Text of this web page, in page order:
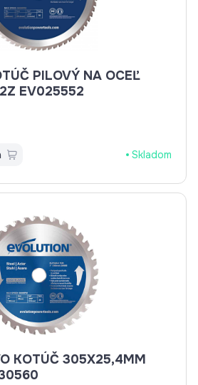
PILOVÝ NA OCEĽ
255X25,4MM 52Z EV025552
Skladom
KOTÚČ 305X25,4MM
EV030560